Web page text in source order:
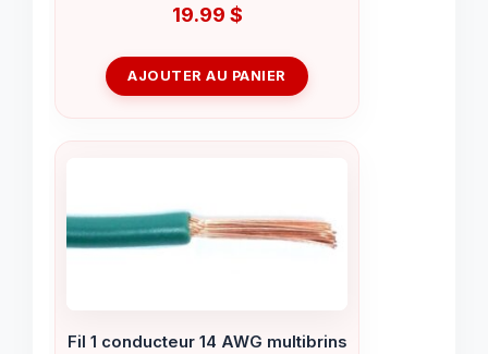
19.99 $
AJOUTER AU PANIER
Fil 1 conducteur 14 AWG multibrins